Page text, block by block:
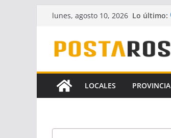
Saltar
contenido
lunes, agosto 10, 2026 Lo último:
LOCALES PROVINCIA